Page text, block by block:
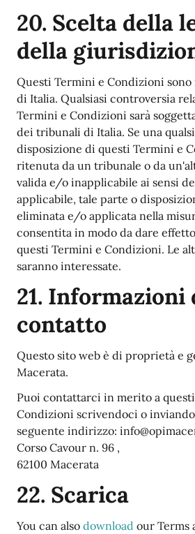
20. Scelta della
della
Questi Termini e Condizioni sono
di Italia. Qualsiasi controversia
Termini e Condizioni sarà
dei tribunali di Italia. Se una
disposizione di questi Termini e
ritenuta da un tribunale o da
valida e/o inapplicabile ai sensi
applicabile, tale parte o
eliminata e/o applicata nella
consentita in modo da dare
questi Termini e Condizioni. Le
saranno interessate.
21. Informazioni
contatto
Questo sito web è di proprietà e
Macerata.
Puoi contattarci in merito a
Condizioni scrivendoci o
seguente indirizzo:
Corso Cavour n. 96 ,
62100 Macerata
22. Scarica
You can also download our Terms